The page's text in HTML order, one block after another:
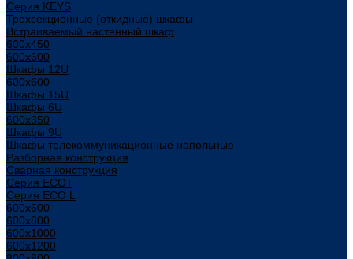
Cерия KEYS
Трехсекционные (откидные) шкафы
Встраиваемый настенный шкаф
600x450
600x600
Шкафы 12U
600x600
Шкафы 15U
Шкафы 6U
600x350
Шкафы 9U
Шкафы телекоммуникационные напольные
Разборная конструкция
Сварная конструкция
Серия ECO+
Серия ECO L
600x600
600x800
600х1000
600х1200